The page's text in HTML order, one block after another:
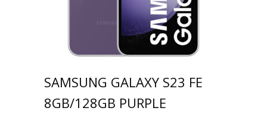
SAMSUNG GALAXY S23 FE
8GB/128GB PURPLE